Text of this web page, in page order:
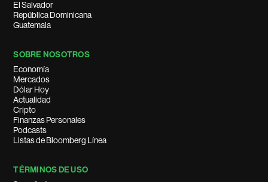
El Salvador
República Dominicana
Guatemala
SOBRE NOSOTROS
Economía
Mercados
Dólar Hoy
Actualidad
Cripto
Finanzas Personales
Podcasts
Listas de Bloomberg Línea
TÉRMINOS DE USO